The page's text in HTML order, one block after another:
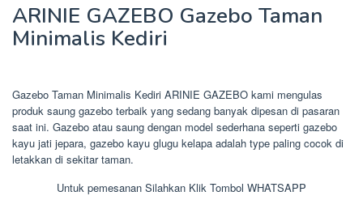
ARINIE GAZEBO Gazebo Taman
Minimalis Kediri
Gazebo Taman Minimalis Kediri ARINIE GAZEBO kami mengulas
produk saung gazebo terbaik yang sedang banyak dipesan di pasaran
saat ini. Gazebo atau saung dengan model sederhana seperti gazebo
kayu jati jepara, gazebo kayu glugu kelapa adalah type paling cocok di
letakkan di sekitar taman.
Untuk pemesanan Silahkan Klik Tombol WHATSAPP